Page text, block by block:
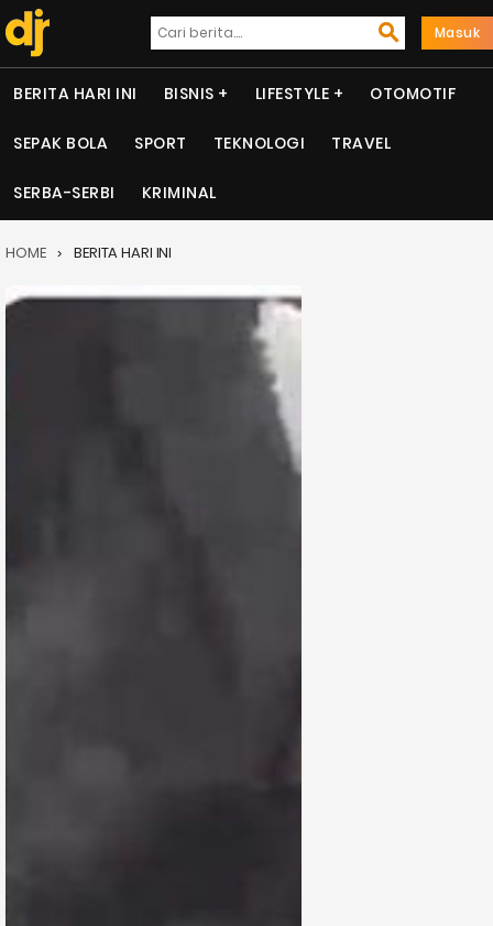
Masuk
BERITA HARI INI BISNIS LIFESTYLE OTOMOTIF
SEPAK BOLA SPORT TEKNOLOGI TRAVEL
SERBA-SERBI KRIMINAL
HOME BERITA HARI INI